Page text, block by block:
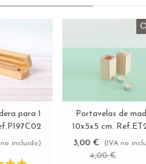
máspara 1
no incluido)
Ver más
Portavelas de
10x5x5 cm.
3,00 €
(IVA no
4,00 €